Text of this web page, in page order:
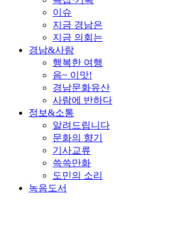
이슈
지금 경남은
지금 의회는
경남&사람
행복한 여행
음~ 이맛!
경남문화유산
사람에 반하다
정보&소통
알려드립니다
문화의 향기
기사교류
쓱쓱만화
도민의 소리
녹음도서